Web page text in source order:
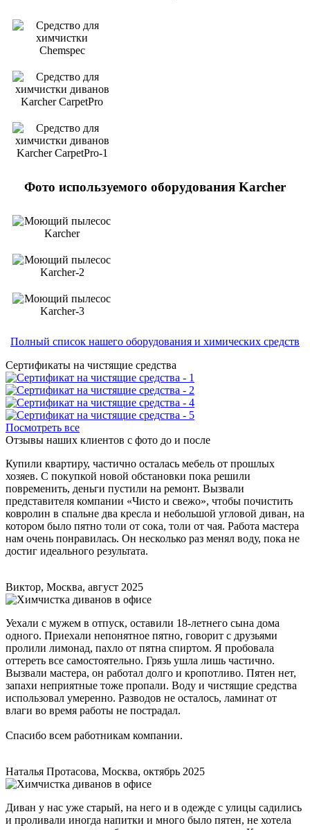
Фото используемого оборудования Karcher
Полный список нашего оборудования и химических средств
Сертификаты на чистящие средства
Посмотреть все
Отзывы наших клиентов с фото до и после
Купили квартиру, частично осталась мебель от прошлых
хозяев. С покупкой новой обстановки пока решили
повременить, деньги пустили на ремонт. Вызвали
представителя компании «Чисто и свежо», чтобы почистить
ковролин в спальне два кресла и небольшой угловой диван, на
котором было пятно толи от сока, толи от чая. Работа мастера
нам очень понравилась. Он несколько раз менял воду, пока не
достиг идеального результата.
Виктор, Москва, август 2025
Уехали с мужем в отпуск, оставили 18-летнего сына дома
одного. Приехали непонятное пятно, говорит с друзьями
пролили лимонад, пахло от пятна спиртом. Я пробовала
оттереть все самостоятельно. Грязь ушла лишь частично.
Вызвали мастера, он работал долго и кропотливо. Пятен нет,
запахи неприятные тоже пропали. Воду и чистящие средства
использовал умеренно. Разводов не осталось, ламинат от
влаги во время работы не пострадал.
Спасибо всем работникам компании.
Наталья Протасова, Москва, октябрь 2025
Диван у нас уже старый, на него и в одежде с улицы садились
и проливали иногда напитки и много было пятен, не хотела